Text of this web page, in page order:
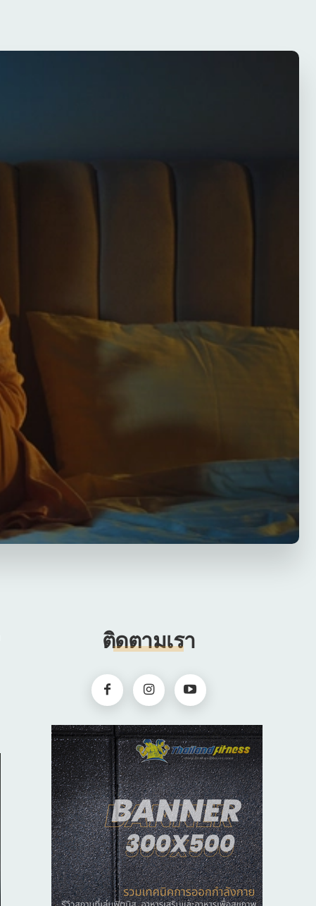
ติดตามเรา